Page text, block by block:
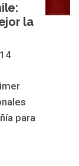
la
para